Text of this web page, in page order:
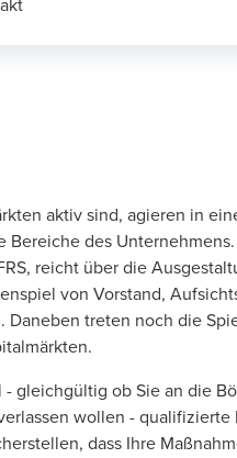
aktiv sind, agieren in
Bereiche des
reicht über die
von Vorstand,
. Daneben treten noch die
gleichgültig ob Sie an die
wollen - qualifizierte
dass Ihre